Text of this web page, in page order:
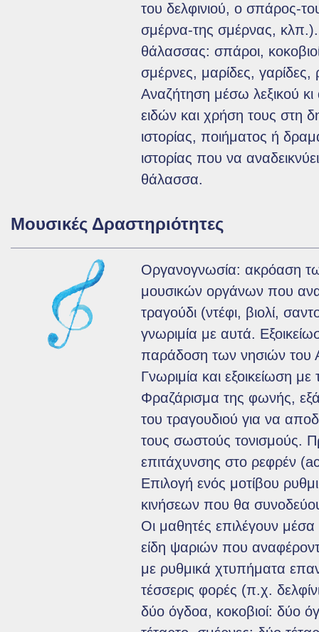
του δελφινιού, ο σπάρος-
σμέρνα-της σμέρνας,
θάλασσας: σπάροι,
σμέρνες, μαρίδες, γαρίδες,
Αναζήτηση μέσω λεξικού
ειδών και χρήση τους στη
ιστορίας, ποιήματος ή
ιστορίας που να
θάλασσα.
Μουσικές Δραστηριότητες
Οργανογνωσία: ακρόαση
μουσικών οργάνων που
τραγούδι (ντέφι, βιολί,
γνωριμία με αυτά.
παράδοση των νησιών του
Γνωριμία και εξοικείωση
Φραζάρισμα της φωνής,
του τραγουδιού για να
τους σωστούς τονισμούς.
επιτάχυνσης στο ρεφρέν
Επιλογή ενός μοτίβου
κινήσεων που θα
Οι μαθητές επιλέγουν
είδη ψαριών που
με ρυθμικά χτυπήματα
τέσσερις φορές (π.χ.
δύο όγδοα, κοκοβιοί: δύο